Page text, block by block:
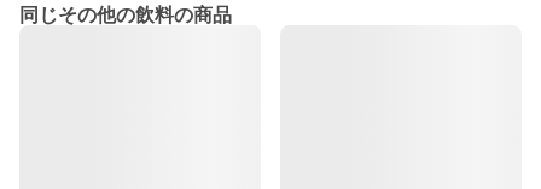
同じその他の飲料の商品